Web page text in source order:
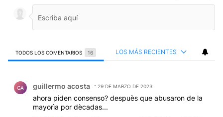
TODOS LOS COMENTARIOS 16 LOS MÁS RECIENTES
GA guillermo acosta 29 DE MARZO DE 2023
ahora piden consenso? despuès que abusaron de la
mayorìa por dècadas...